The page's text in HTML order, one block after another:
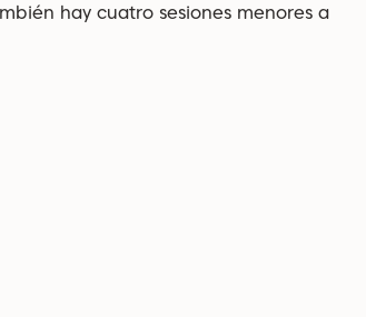
hay cuatro sesiones menores a